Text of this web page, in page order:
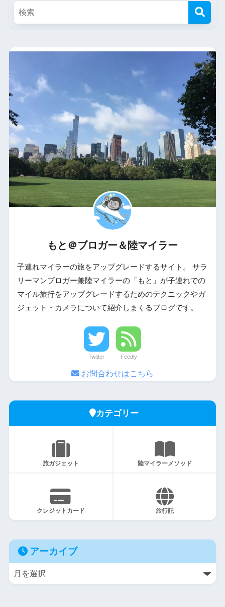
もと＠ブロガー＆陸マイラー
子連れマイラーの旅をアップグレードするサイト。 サラ
リーマンブロガー兼陸マイラーの「もと」が子連れでの
マイル旅行をアップグレードするためのテクニックやガ
ジェット・カメラについて紹介しまくるブログです。
Twitter Feedly
お問合わせはこちら
カテゴリー
旅ガジェット 陸マイラーメソッド
クレジットカード 旅行記
アーカイブ